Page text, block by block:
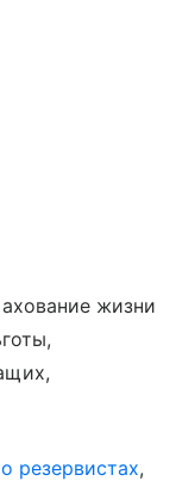
жизни
резервистах,